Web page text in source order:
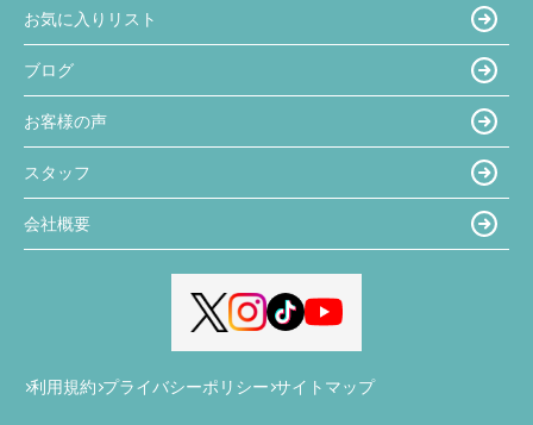
お気に入りリスト
ブログ
お客様の声
スタッフ
会社概要
利用規約 プライバシーポリシー サイトマップ